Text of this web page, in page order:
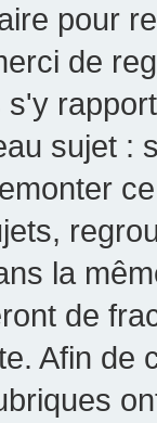
pour
de
sujet :
la
de
Afin de